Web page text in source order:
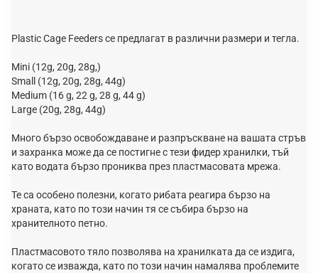
Plastic Cage Feeders се предлагат в различни размери и тегла.
Mini (12g, 20g, 28g,)
Small (12g, 20g, 28g, 44g)
Medium (16 g, 22 g, 28 g, 44 g)
Large (20g, 28g, 44g)
Много бързо освобождаване и разпръскване на вашата стръв
и захранка може да се постигне с тези фидер хранилки, тъй
като водата бързо прониква през пластмасовата мрежа.
Те са особено полезни, когато рибата реагира бързо на
храната, като по този начин тя се събира бързо на
хранителното петно.
Пластмасовото тяло позволява на хранилката да се издига,
когато се изважда, като по този начин намалява проблемите